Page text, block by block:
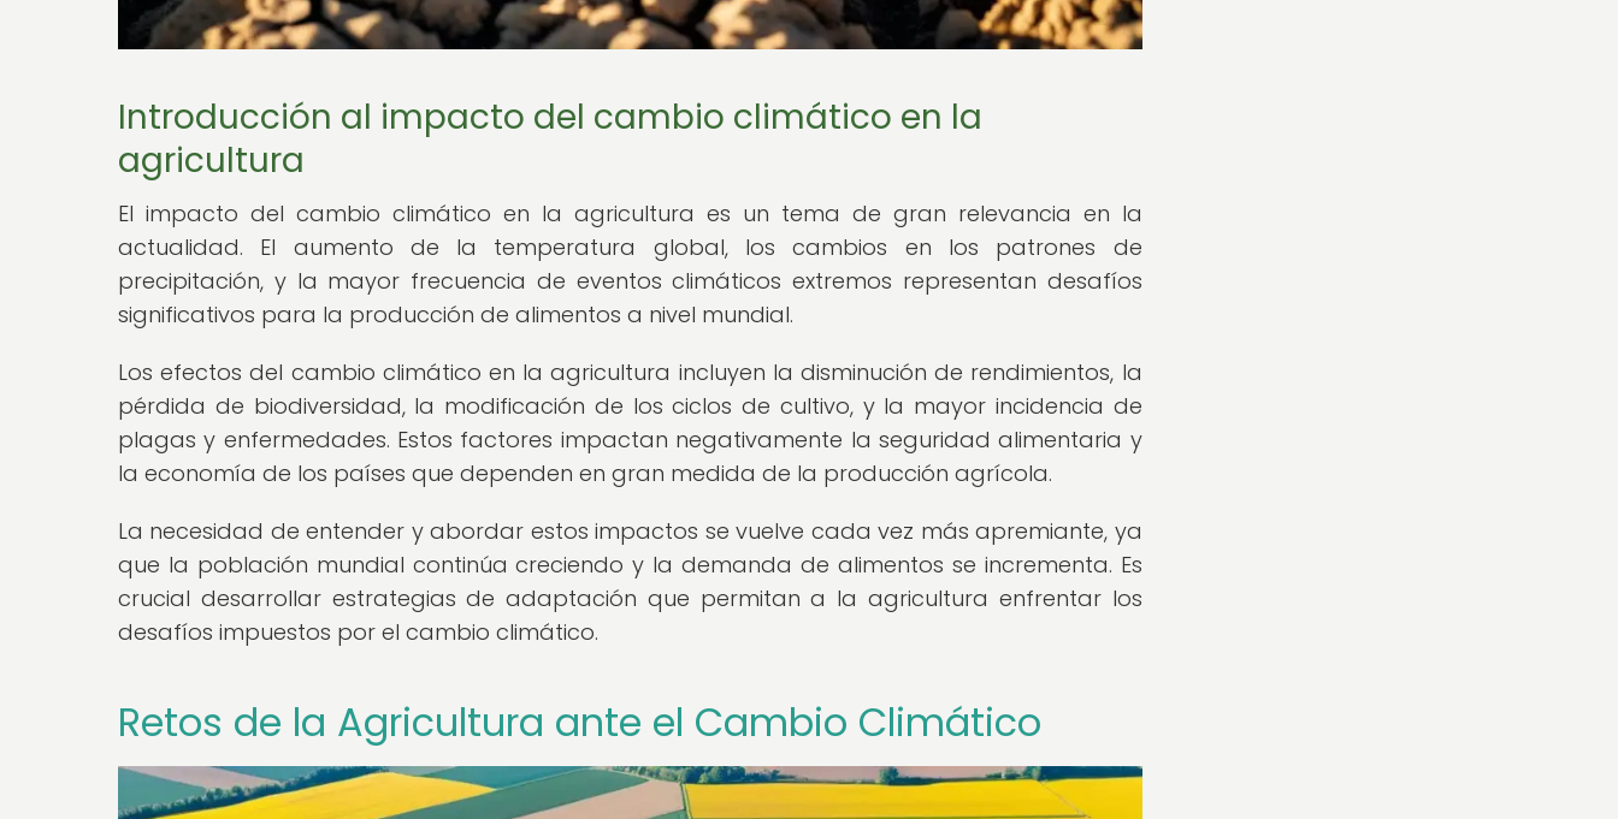
Introducción al impacto del cambio climático en la
agricultura
El impacto del cambio climático en la agricultura es un tema de gran relevancia en la
actualidad. El aumento de la temperatura global, los cambios en los patrones de
precipitación, y la mayor frecuencia de eventos climáticos extremos representan desafíos
significativos para la producción de alimentos a nivel mundial.
Los efectos del cambio climático en la agricultura incluyen la disminución de rendimientos, la
pérdida de biodiversidad, la modificación de los ciclos de cultivo, y la mayor incidencia de
plagas y enfermedades. Estos factores impactan negativamente la seguridad alimentaria y
la economía de los países que dependen en gran medida de la producción agrícola.
La necesidad de entender y abordar estos impactos se vuelve cada vez más apremiante, ya
que la población mundial continúa creciendo y la demanda de alimentos se incrementa. Es
crucial desarrollar estrategias de adaptación que permitan a la agricultura enfrentar los
desafíos impuestos por el cambio climático.
Retos de la Agricultura ante el Cambio Climático